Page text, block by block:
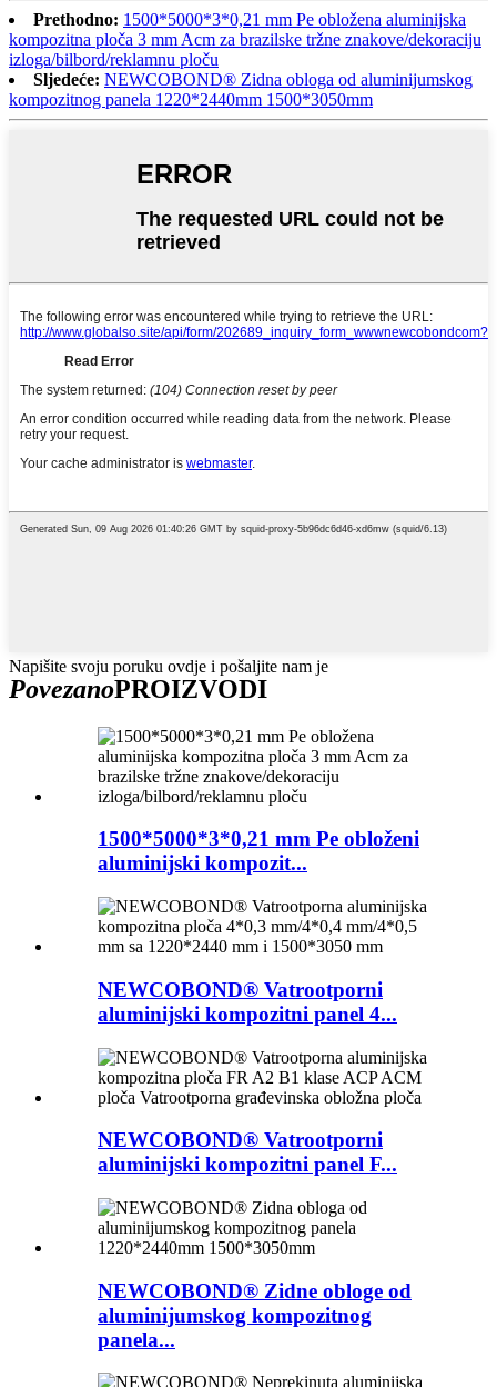
Prethodno: 1500*5000*3*0,21 mm Pe obložena aluminijska
kompozitna ploča 3 mm Acm za brazilske tržne znakove/dekoraciju
izloga/bilbord/reklamnu ploču
Sljedeće: NEWCOBOND® Zidna obloga od aluminijumskog
kompozitnog panela 1220*2440mm 1500*3050mm
Napišite svoju poruku ovdje i pošaljite nam je
PovezanoPROIZVODI
1500*5000*3*0,21 mm Pe obloženi
aluminijski kompozit...
NEWCOBOND® Vatrootporni
aluminijski kompozitni panel 4...
NEWCOBOND® Vatrootporni
aluminijski kompozitni panel F...
NEWCOBOND® Zidne obloge od
aluminijumskog kompozitnog
panela...